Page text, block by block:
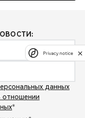
данных
отношении
*
Privacy notice